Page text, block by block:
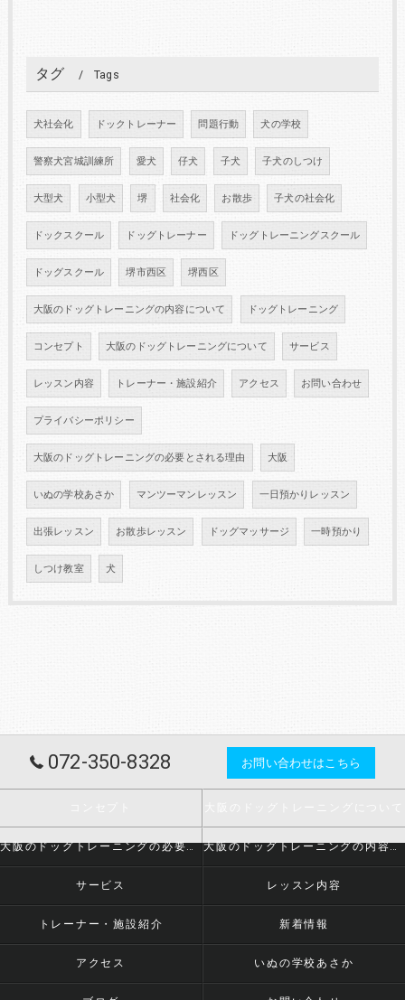
タグ Tags
犬社会化 ドックトレーナー 問題行動 犬の学校
警察犬宮城訓練所 愛犬 仔犬 子犬 子犬のしつけ
大型犬 小型犬 堺 社会化 お散歩 子犬の社会化
ドックスクール ドッグトレーナー ドッグトレーニングスクール
ドッグスクール 堺市西区 堺西区
大阪のドッグトレーニングの内容について ドッグトレーニング
コンセプト 大阪のドッグトレーニングについて サービス
レッスン内容 トレーナー・施設紹介 アクセス お問い合わせ
プライバシーポリシー
大阪のドッグトレーニングの必要とされる理由 大阪
いぬの学校あさか マンツーマンレッスン 一日預かりレッスン
出張レッスン お散歩レッスン ドッグマッサージ 一時預かり
しつけ教室 犬
072-350-8328 お問い合わせはこちら
大阪のドッグトレーニングの必要とされる理由 大阪のドッグトレーニングの内容について
サービス レッスン内容
トレーナー・施設紹介 新着情報
アクセス いぬの学校あさか